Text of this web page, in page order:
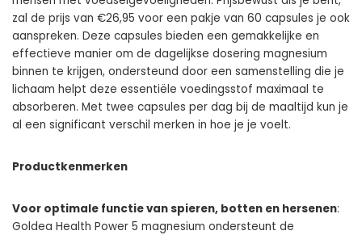
zal de prijs van €26,95 voor een pakje van 60 capsules je ook
aanspreken. Deze capsules bieden een gemakkelijke en
effectieve manier om de dagelijkse dosering magnesium
binnen te krijgen, ondersteund door een samenstelling die je
lichaam helpt deze essentiële voedingsstof maximaal te
absorberen. Met twee capsules per dag bij de maaltijd kun je
al een significant verschil merken in hoe je je voelt.
Productkenmerken
Voor optimale functie van spieren, botten en hersenen:
Goldea Health Power 5 magnesium ondersteunt de